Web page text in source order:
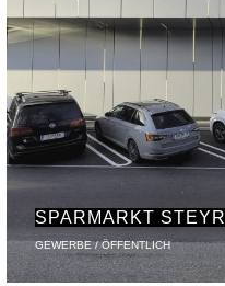
SPARMARKT STEYR
GEWERBE / ÖFFENTLICH